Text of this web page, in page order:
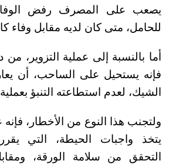
يصعب على المصرف رفض
للحامل، متى كان لديه مقابل وفاء
أما بالنسبة إلى عملية التزوير،
فإنه يستحيل على الساحب، أن
الشيك، لعدم استطاعته التنبؤ بعملية
ولتجنب هذا النوع من الأخطار،
يتخذ واجبات الحيطة، التي
التحقق من سلامة الورقة،